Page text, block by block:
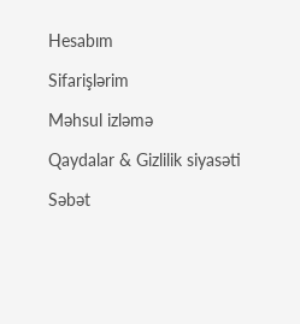
Hesabım
Sifarişlərim
Məhsul izləmə
Qaydalar & Gizlilik siyasəti
Səbət